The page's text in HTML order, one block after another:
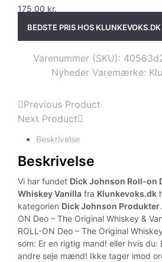
175,00 kr.
BEDSTE PRIS HOS KLUNKEVOKS.DK
Varenummer (SKU):
Nyheder Varemærke:
Previous Product
Next Product
Beskrivelse
Beskrivelse
Vi har fundet Dick Johnson Roll-on
Whiskey Vanilla fra Klunkevoks.dk
kategorien Dick Johnson Produkter
ON Deo – The Original Whiskey &
ROLL-ON Deo – The Original
som: Er en rigtig mand! eller hvis du:
andre seje mænd! Ikke tager imod